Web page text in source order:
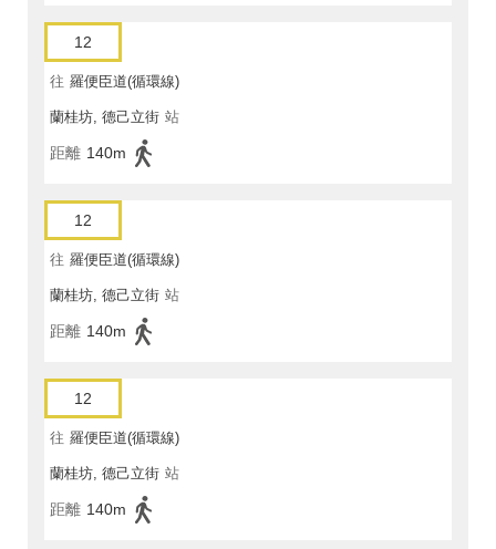
12
往 羅便臣道(循環線)
蘭桂坊, 德己立街 站
距離 140m
12
往 羅便臣道(循環線)
蘭桂坊, 德己立街 站
距離 140m
12
往 羅便臣道(循環線)
蘭桂坊, 德己立街 站
距離 140m